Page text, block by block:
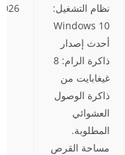
نظام التشغيل:
Windows 10
أحدث إصدار
ذاكرة الرام: 8
غيغابايت من
ذاكرة الوصول
العشوائي
المطلوبة.
مساحة القرص